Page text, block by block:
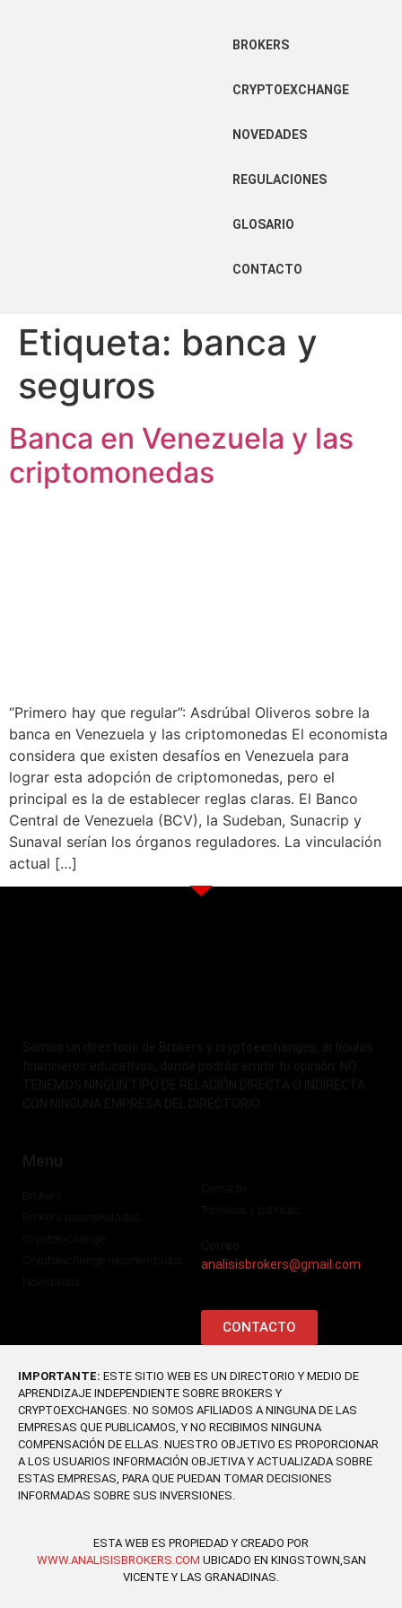
BROKERS
CRYPTOEXCHANGE
NOVEDADES
REGULACIONES
GLOSARIO
CONTACTO
Etiqueta: banca y
seguros
Banca en Venezuela y las
criptomonedas
“Primero hay que regular”: Asdrúbal Oliveros sobre la
banca en Venezuela y las criptomonedas El economista
considera que existen desafíos en Venezuela para
lograr esta adopción de criptomonedas, pero el
principal es la de establecer reglas claras. El Banco
Central de Venezuela (BCV), la Sudeban, Sunacrip y
Sunaval serían los órganos reguladores. La vinculación
actual […]
analisisbrokers@gmail.com
CONTACTO
IMPORTANTE: ESTE SITIO WEB ES UN DIRECTORIO Y MEDIO DE
APRENDIZAJE INDEPENDIENTE SOBRE BROKERS Y
CRYPTOEXCHANGES. NO SOMOS AFILIADOS A NINGUNA DE LAS
EMPRESAS QUE PUBLICAMOS, Y NO RECIBIMOS NINGUNA
COMPENSACIÓN DE ELLAS. NUESTRO OBJETIVO ES PROPORCIONAR
A LOS USUARIOS INFORMACIÓN OBJETIVA Y ACTUALIZADA SOBRE
ESTAS EMPRESAS, PARA QUE PUEDAN TOMAR DECISIONES
INFORMADAS SOBRE SUS INVERSIONES.
ESTA WEB ES PROPIEDAD Y CREADO POR
WWW.ANALISISBROKERS.COM UBICADO EN KINGSTOWN,SAN
VICENTE Y LAS GRANADINAS.